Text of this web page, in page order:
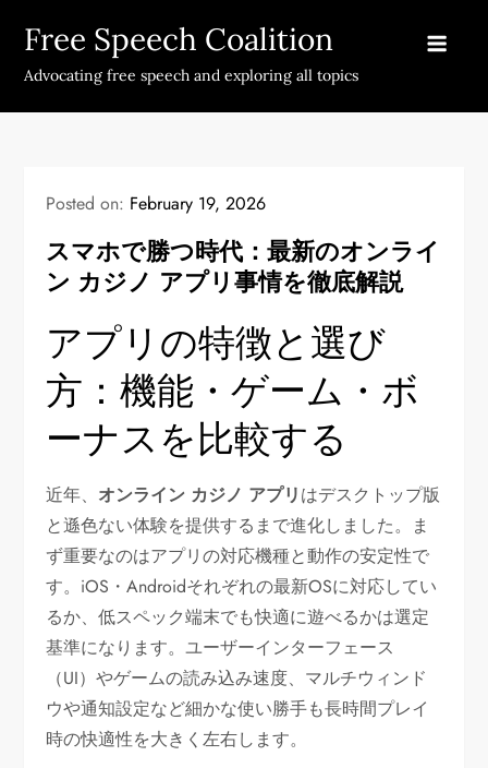
content
Free Speech Coalition
Advocating free speech and exploring all topics
Posted on: February 19, 2026
スマホで勝つ時代：最新のオンライ
ン カジノ アプリ事情を徹底解説
アプリの特徴と選び
方：機能・ゲーム・ボ
ーナスを比較する
近年、 オンライン カジノ アプリはデスクトップ版
と遜色ない体験を提供するまで進化しました。ま
ず重要なのはアプリの対応機種と動作の安定性で
す。iOS・Androidそれぞれの最新OSに対応してい
るか、低スペック端末でも快適に遊べるかは選定
基準になります。ユーザーインターフェース
（UI）やゲームの読み込み速度、マルチウィンド
ウや通知設定など細かな使い勝手も長時間プレイ
時の快適性を大きく左右します。